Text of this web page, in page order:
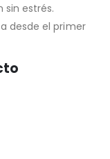
estrés.
desde el primer